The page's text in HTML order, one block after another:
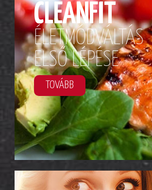
CLEANFIT
ÉLETMÓDVÁLTÁS
ELSŐ LÉPÉSE
TOVÁBB